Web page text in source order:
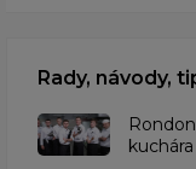
Rady, návody,
kuchára